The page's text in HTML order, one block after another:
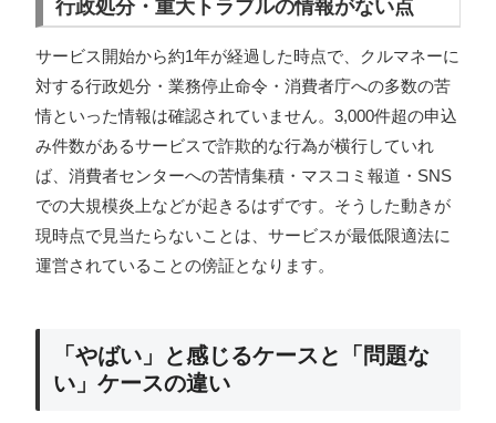
行政処分・重大トラブルの情報がない点
サービス開始から約1年が経過した時点で、クルマネーに
対する行政処分・業務停止命令・消費者庁への多数の苦
情といった情報は確認されていません。3,000件超の申込
み件数があるサービスで詐欺的な行為が横行していれ
ば、消費者センターへの苦情集積・マスコミ報道・SNS
での大規模炎上などが起きるはずです。そうした動きが
現時点で見当たらないことは、サービスが最低限適法に
運営されていることの傍証となります。
「やばい」と感じるケースと「問題な
い」ケースの違い